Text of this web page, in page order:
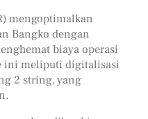
mengoptimalkan
Bangko dengan
biaya operasi
ini meliputi digitalisasi
2 string, yang